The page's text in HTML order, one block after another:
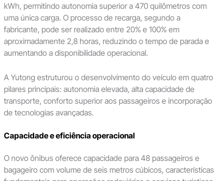
kWh, permitindo autonomia superior a 470 quilômetros com
uma única carga. O processo de recarga, segundo a
fabricante, pode ser realizado entre 20% e 100% em
aproximadamente 2,8 horas, reduzindo o tempo de parada e
aumentando a disponibilidade operacional.
A Yutong estruturou o desenvolvimento do veículo em quatro
pilares principais: autonomia elevada, alta capacidade de
transporte, conforto superior aos passageiros e incorporação
de tecnologias avançadas.
Capacidade e eficiência operacional
O novo ônibus oferece capacidade para 48 passageiros e
bagageiro com volume de seis metros cúbicos, características